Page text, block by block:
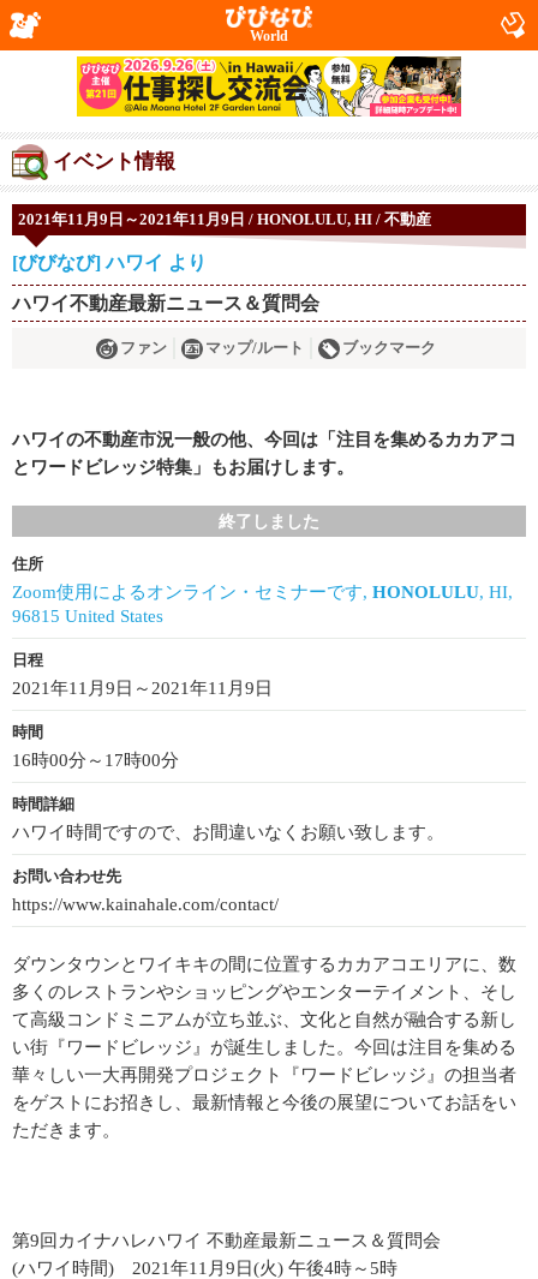
World
イベント情報
2021年11月9日～2021年11月9日 / HONOLULU, HI / 不動産
[びびなび] ハワイ より
ハワイ不動産最新ニュース＆質問会
ファン マップ/ルート ブックマーク
ハワイの不動産市況一般の他、今回は「注目を集めるカカアコ
とワードビレッジ特集」もお届けします。
終了しました
住所
Zoom使用によるオンライン・セミナーです, HONOLULU, HI,
96815 United States
日程
2021年11月9日～2021年11月9日
時間
16時00分～17時00分
時間詳細
ハワイ時間ですので、お間違いなくお願い致します。
お問い合わせ先
https://www.kainahale.com/contact/
ダウンタウンとワイキキの間に位置するカカアコエリアに、数
多くのレストランやショッピングやエンターテイメント、そし
て高級コンドミニアムが立ち並ぶ、文化と自然が融合する新し
い街『ワードビレッジ』が誕生しました。今回は注目を集める
華々しい一大再開発プロジェクト『ワードビレッジ』の担当者
をゲストにお招きし、最新情報と今後の展望についてお話をい
ただきます。
第9回カイナハレハワイ 不動産最新ニュース＆質問会
(ハワイ時間) 2021年11月9日(火) 午後4時～5時